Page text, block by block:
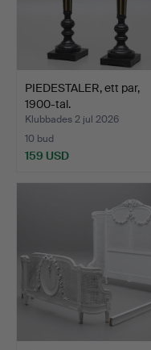
PIEDESTALER, ett par,
1900-tal.
Klubbades 2 jul 2026
10 bud
159 USD